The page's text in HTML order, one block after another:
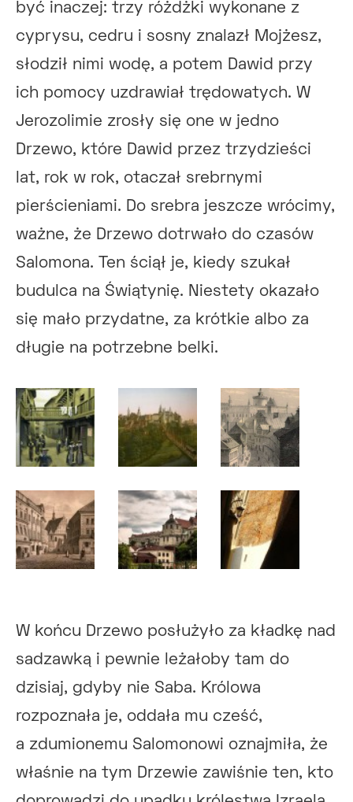
być inaczej: trzy różdżki wykonane z
cyprysu, cedru i sosny znalazł Mojżesz,
słodził nimi wodę, a potem Dawid przy
ich pomocy uzdrawiał trędowatych. W
Jerozolimie zrosły się one w jedno
Drzewo, które Dawid przez trzydzieści
lat, rok w rok, otaczał srebrnymi
pierścieniami. Do srebra jeszcze wrócimy,
ważne, że Drzewo dotrwało do czasów
Salomona. Ten ściął je, kiedy szukał
budulca na Świątynię. Niestety okazało
się mało przydatne, za krótkie albo za
długie na potrzebne belki.
W końcu Drzewo posłużyło za kładkę nad
sadzawką i pewnie leżałoby tam do
dzisiaj, gdyby nie Saba. Królowa
rozpoznała je, oddała mu cześć,
a zdumionemu Salomonowi oznajmiła, że
właśnie na tym Drzewie zawiśnie ten, kto